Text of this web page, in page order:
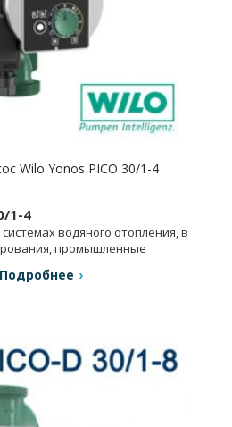
Wilo Yonos PICO 30/1-4
1-4
водяного отопления, в
промышленные
Подробнее